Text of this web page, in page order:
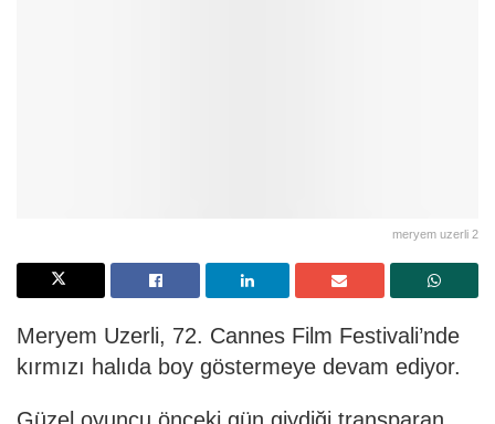
meryem uzerli 2
Meryem Uzerli, 72. Cannes Film Festivali’nde
kırmızı halıda boy göstermeye devam ediyor.